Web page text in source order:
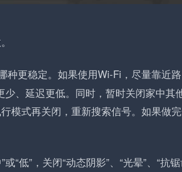
种更稳定。如果使用Wi-Fi，尽量靠近
、延迟更低。同时，暂时关闭家中其
模式再关闭，重新搜索信号。如果做
“低”，关闭“动态阴影”、“光晕”、“抗